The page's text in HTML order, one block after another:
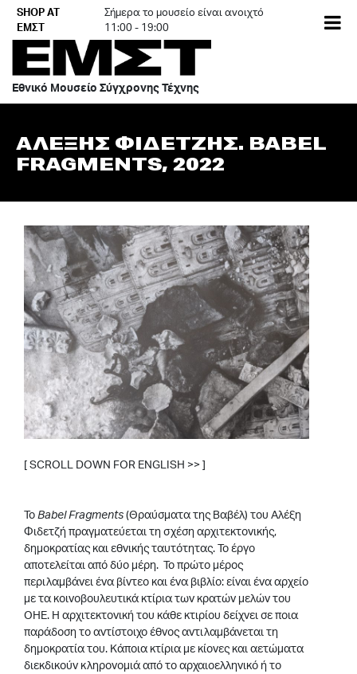
Skip
content
SHOP AT
ΕΜΣΤ
Σήμερα το μουσείο είναι ανοιχτό
11:00 - 19:00
Εθνικό Μουσείο Σύγχρονης Τέχνης
ΑΛΕΞΗΣ ΦΙΔΕΤΖΗΣ. BABEL
FRAGMENTS, 2022
[ SCROLL DOWN FOR ENGLISH >> ]
Το Babel Fragments(Θραύσματα της Βαβέλ) του Αλέξη
Φιδετζή πραγματεύεται τη σχέση αρχιτεκτονικής,
δημοκρατίας και εθνικής ταυτότητας. Το έργο
αποτελείται από δύο μέρη. Το πρώτο μέρος
περιλαμβάνει ένα βίντεο και ένα βιβλίο: είναι ένα αρχείο
με τα κοινοβουλευτικά κτίρια των κρατών μελών του
ΟΗΕ. Η αρχιτεκτονική του κάθε κτιρίου δείχνει σε ποια
παράδοση το αντίστοιχο έθνος αντιλαμβάνεται τη
δημοκρατία του. Κάποια κτίρια με κίονες και αετώματα
διεκδικούν κληρονομιά από το αρχαιοελληνικό ή το